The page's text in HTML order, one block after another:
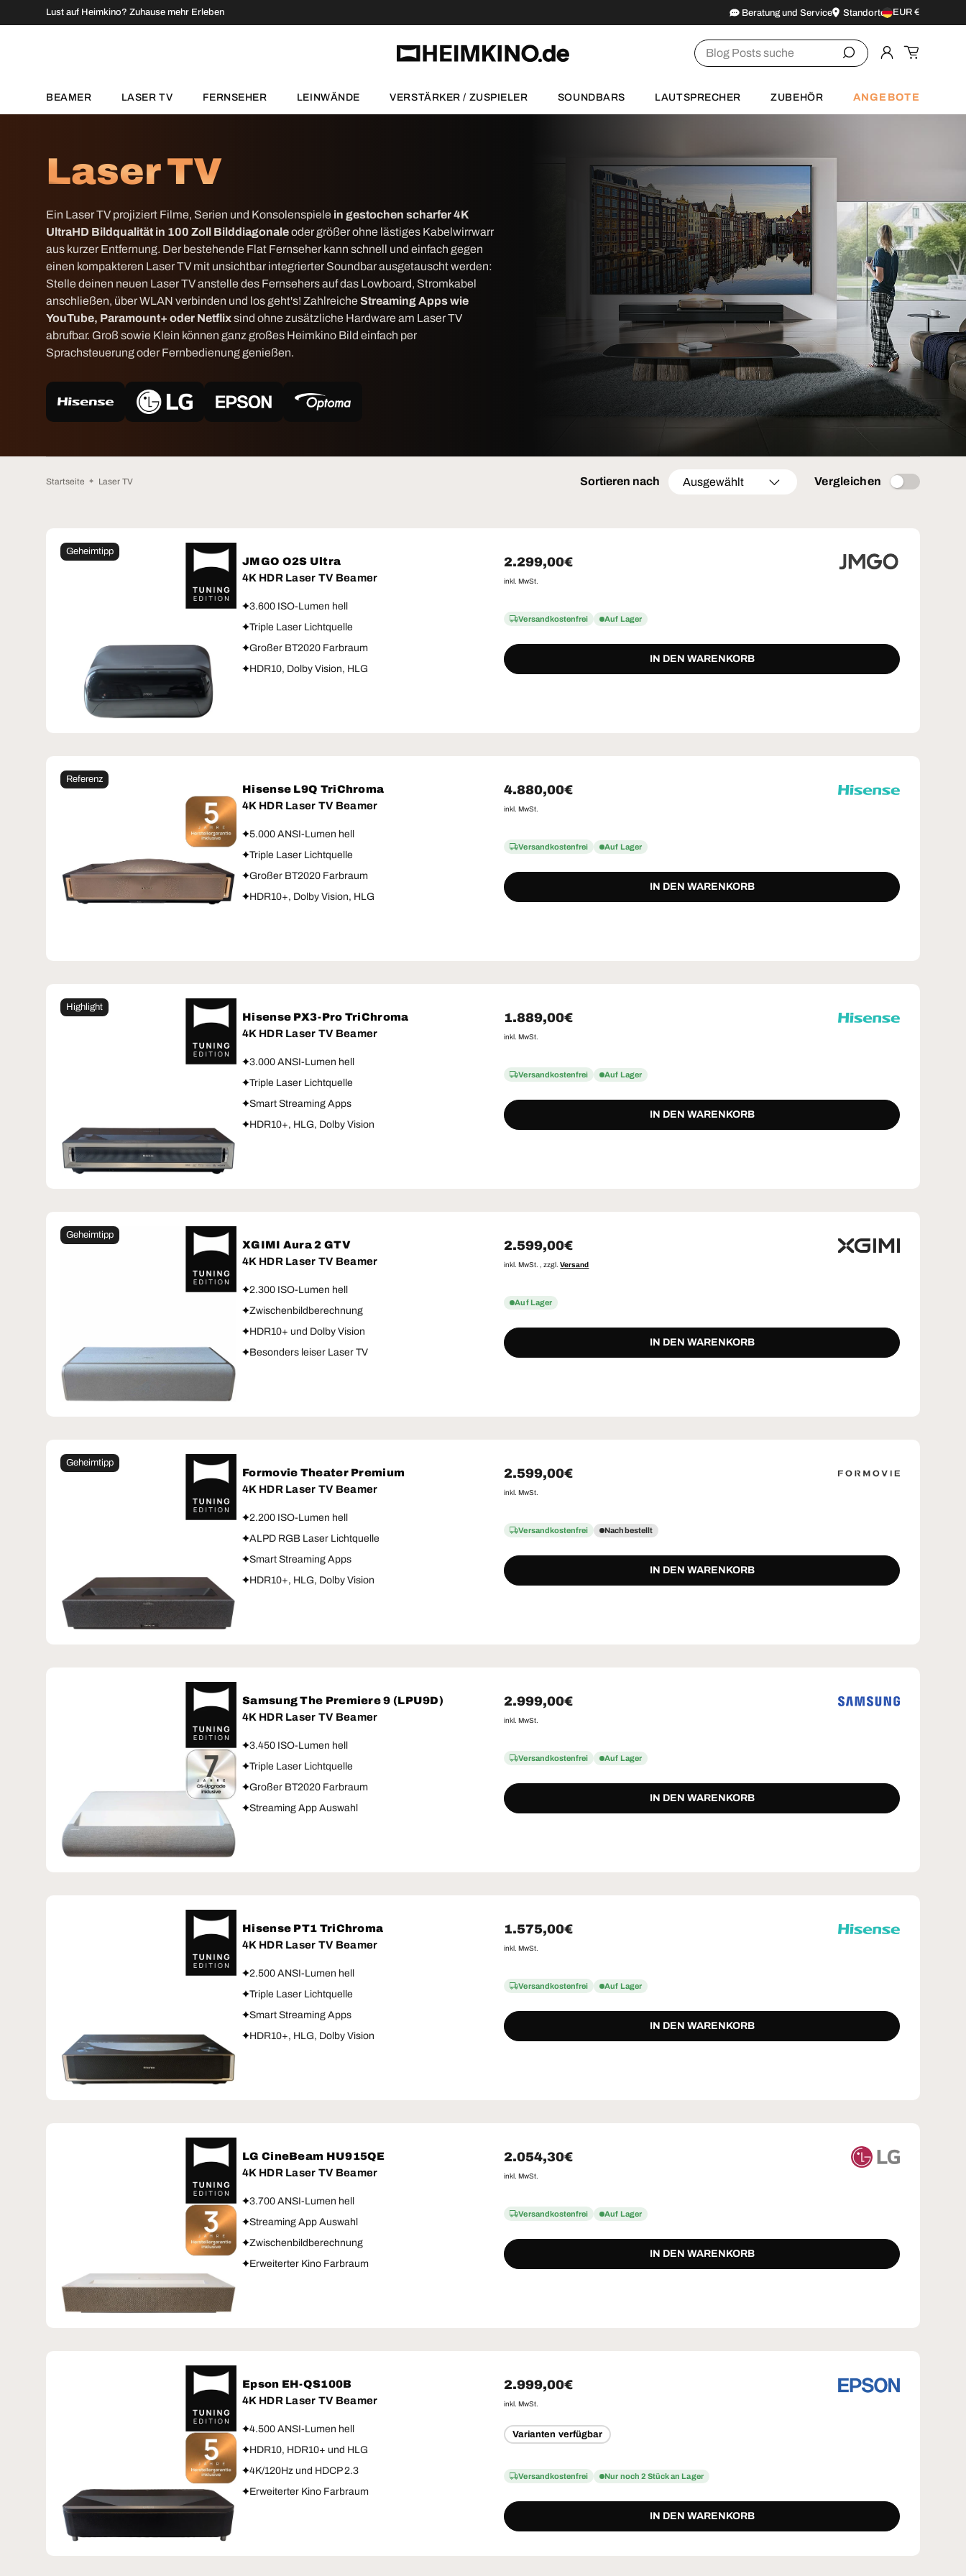
Zum Inhalt springen
Zum Menü springen
Fußzeile springen
Barrierefreiheits-Widget öffnen
DIREKT ZUM INHALT
Lust auf Heimkino? Zuhause mehr Erleben Beratung und Service StandorteLand/Region
EUR €
Suchen
Einloggen
BEAMER LASER TV FERNSEHER LEINWÄNDE VERSTÄRKER / ZUSPIELER SOUNDBARS LAUTSPRECHER ZUBEHÖR ANGEBOTE
Laser TV
Ein Laser TV projiziert Filme, Serien und Konsolenspiele in gestochen scharfer4K
UltraHD Bildqualität in 100 Zoll Bilddiagonaleoder größer ohne lästiges Kabelwirrwarr
aus kurzer Entfernung. Der bestehende Flat Fernseher kann schnell und einfach gegen
einen kompakteren Laser TV mit unsichtbar integrierter Soundbar ausgetauscht werden:
Stelle deinen neuen Laser TV anstelle des Fernsehers auf das Lowboard, Stromkabel
anschließen, über WLAN verbinden und los geht's! Zahlreiche Streaming Apps wie
YouTube, Paramount+ oder Netflixsind ohne zusätzliche Hardware am Laser TV
abrufbar. Groß sowie Klein können ganz großes Heimkino Bild einfach per
Sprachsteuerung oder Fernbedienung genießen.
Startseite Laser TV Sortieren nach Ausgewählt Vergleichen
Geheimtipp
JMGO O2S Ultra
4K HDR Laser TV Beamer
3.600 ISO-Lumen hell
Triple Laser Lichtquelle
Großer BT2020 Farbraum
HDR10, Dolby Vision, HLG
Normaler Preis
2.299,00€
inkl. MwSt.
Versandkostenfrei Auf Lager
IN DEN WARENKORB
Referenz
Hisense L9Q TriChroma
4K HDR Laser TV Beamer
5.000 ANSI-Lumen hell
Triple Laser Lichtquelle
Großer BT2020 Farbraum
HDR10+, Dolby Vision, HLG
Normaler Preis
4.880,00€
inkl. MwSt.
Versandkostenfrei Auf Lager
IN DEN WARENKORB
Highlight
Hisense PX3-Pro TriChroma
4K HDR Laser TV Beamer
3.000 ANSI-Lumen hell
Triple Laser Lichtquelle
Smart Streaming Apps
HDR10+, HLG, Dolby Vision
Normaler Preis
1.889,00€
inkl. MwSt.
Versandkostenfrei Auf Lager
IN DEN WARENKORB
Geheimtipp
XGIMI Aura 2 GTV
4K HDR Laser TV Beamer
2.300 ISO-Lumen hell
Zwischenbildberechnung
HDR10+ und Dolby Vision
Besonders leiser Laser TV
Normaler Preis
2.599,00€
inkl. MwSt. , zzgl.Versand
Auf Lager
IN DEN WARENKORB
Geheimtipp
Formovie Theater Premium
4K HDR Laser TV Beamer
2.200 ISO-Lumen hell
ALPD RGB Laser Lichtquelle
Smart Streaming Apps
HDR10+, HLG, Dolby Vision
Normaler Preis
2.599,00€
inkl. MwSt.
Versandkostenfrei Nachbestellt
IN DEN WARENKORB
Samsung The Premiere 9 (LPU9D)
4K HDR Laser TV Beamer
3.450 ISO-Lumen hell
Triple Laser Lichtquelle
Großer BT2020 Farbraum
Streaming App Auswahl
Normaler Preis
2.999,00€
inkl. MwSt.
Versandkostenfrei Auf Lager
IN DEN WARENKORB
Hisense PT1 TriChroma
4K HDR Laser TV Beamer
2.500 ANSI-Lumen hell
Triple Laser Lichtquelle
Smart Streaming Apps
HDR10+, HLG, Dolby Vision
Normaler Preis
1.575,00€
inkl. MwSt.
Versandkostenfrei Auf Lager
IN DEN WARENKORB
LG CineBeam HU915QE
4K HDR Laser TV Beamer
3.700 ANSI-Lumen hell
Streaming App Auswahl
Zwischenbildberechnung
Erweiterter Kino Farbraum
Normaler Preis
2.054,30€
inkl. MwSt.
Versandkostenfrei Auf Lager
IN DEN WARENKORB
Epson EH-QS100B
4K HDR Laser TV Beamer
4.500 ANSI-Lumen hell
HDR10, HDR10+ und HLG
4K/120Hz und HDCP 2.3
Erweiterter Kino Farbraum
Normaler Preis
2.999,00€
inkl. MwSt.
Varianten verfügbar
Versandkostenfrei Nur noch 2 Stück an Lager
IN DEN WARENKORB